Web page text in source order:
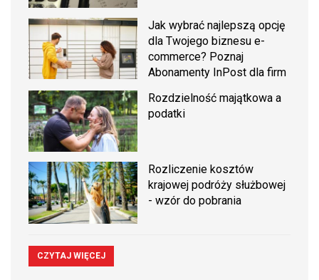
Jak wybrać najlepszą opcję
dla Twojego biznesu e-
commerce? Poznaj
Abonamenty InPost dla firm
Rozdzielność majątkowa a
podatki
Rozliczenie kosztów
krajowej podróży służbowej
- wzór do pobrania
CZYTAJ WIĘCEJ